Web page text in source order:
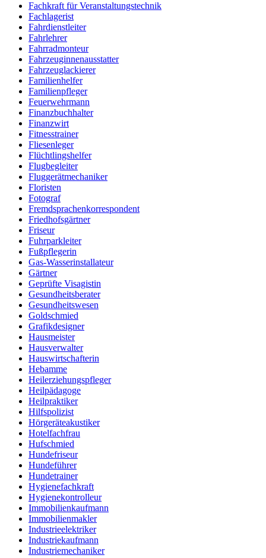
Fachkraft für Veranstaltungstechnik
Fachlagerist
Fahrdienstleiter
Fahrlehrer
Fahrradmonteur
Fahrzeuginnenausstatter
Fahrzeuglackierer
Familienhelfer
Familienpfleger
Feuerwehrmann
Finanzbuchhalter
Finanzwirt
Fitnesstrainer
Fliesenleger
Flüchtlingshelfer
Flugbegleiter
Fluggerätmechaniker
Floristen
Fotograf
Fremdsprachenkorrespondent
Friedhofsgärtner
Friseur
Fuhrparkleiter
Fußpflegerin
Gas-Wasserinstallateur
Gärtner
Geprüfte Visagistin
Gesundheitsberater
Gesundheitswesen
Goldschmied
Grafikdesigner
Hausmeister
Hausverwalter
Hauswirtschafterin
Hebamme
Heilerziehungspfleger
Heilpädagoge
Heilpraktiker
Hilfspolizist
Hörgeräteakustiker
Hotelfachfrau
Hufschmied
Hundefriseur
Hundeführer
Hundetrainer
Hygienefachkraft
Hygienekontrolleur
Immobilienkaufmann
Immobilienmakler
Industrieelektriker
Industriekaufmann
Industriemechaniker